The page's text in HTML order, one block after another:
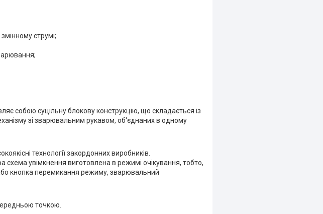
струмі;
собою суцільну блокову конструкцію, що складається із
зі зварювальним рукавом, об'єднаних в одному
технології закордонних виробників.
увімкнення виготовлена в режимі очікування, тобто,
кнопка перемикання режиму, зварювальний
точкою.